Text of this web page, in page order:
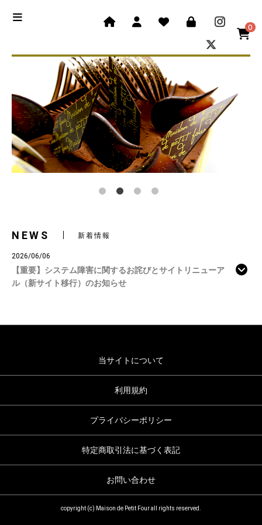
0
NEWS 新着情報
2026/06/06
【重要】システム障害に関するお詫びとサイトリニューア
ル（新サイト移行）のお知らせ
当サイトについて
利用規約
プライバシーポリシー
特定商取引法に基づく表記
お問い合わせ
copyright (c) Maison de Petit Four all rights reserved.